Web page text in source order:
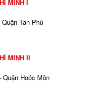
MINH I
Tân Phú
MINH II
Quận Hoóc Môn